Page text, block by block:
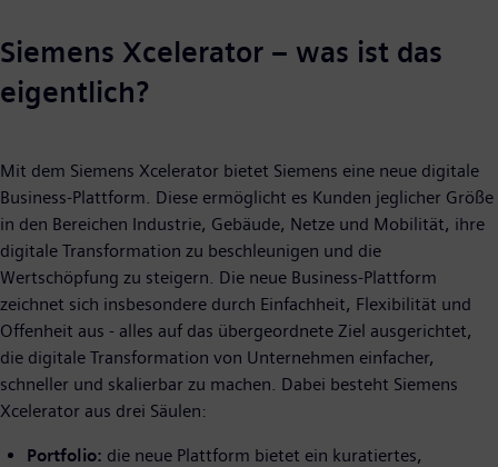
Siemens Xcelerator – was ist das
eigentlich?
Mit dem Siemens Xcelerator bietet Siemens eine neue digitale
Business-Plattform. Diese ermöglicht es Kunden jeglicher Größe
in den Bereichen Industrie, Gebäude, Netze und Mobilität, ihre
digitale Transformation zu beschleunigen und die
Wertschöpfung zu steigern. Die neue Business-Plattform
zeichnet sich insbesondere durch Einfachheit, Flexibilität und
Offenheit aus - alles auf das übergeordnete Ziel ausgerichtet,
die digitale Transformation von Unternehmen einfacher,
schneller und skalierbar zu machen. Dabei besteht Siemens
Xcelerator aus drei Säulen:
Portfolio: die neue Plattform bietet ein kuratiertes,